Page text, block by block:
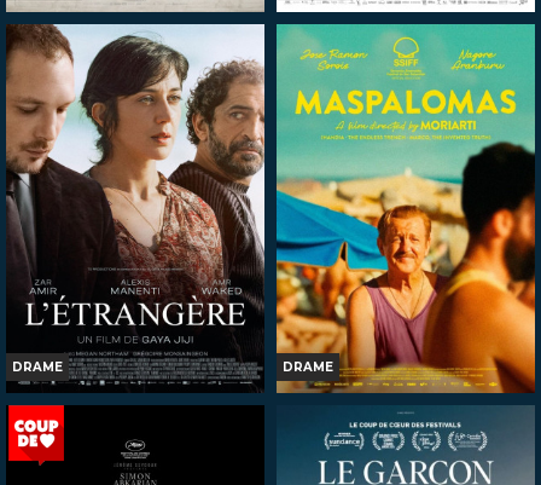
DE LA COMÉDIE-FRANÇAISE
Horaires et Infos
Bande-annonce
Réservation
TOUT PUBLIC
VF
LA BATAILLE DE GAULLE -
PARTIE 2 : J'ÉCRIS TON NOM
Horaires et Infos
Bande-annonce
Réservation
TOUT PUBLIC
VF
DRAME
Horaires et Infos
DRAME
MASPALOMAS
Horaires et Infos